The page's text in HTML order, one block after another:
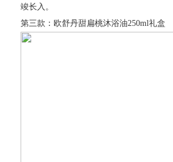
竣长入。
第三款：欧舒丹甜扁桃沐浴油250ml礼盒